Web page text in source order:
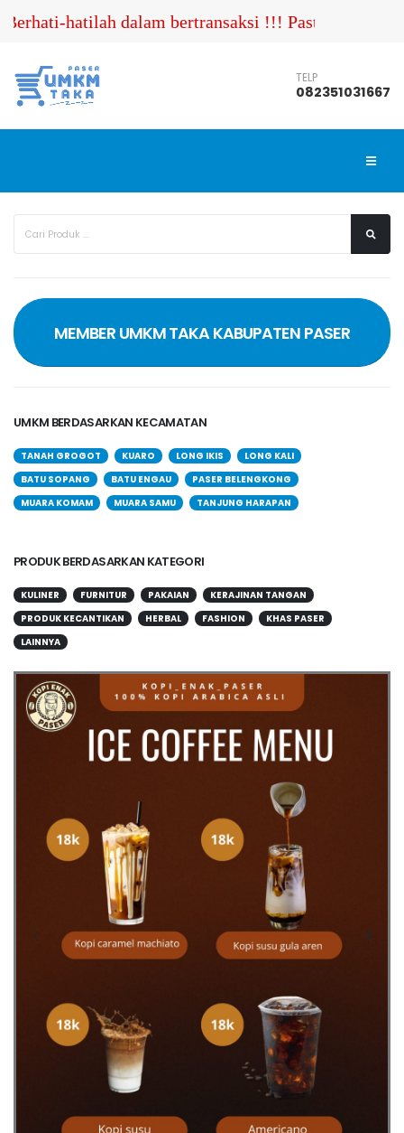
hatilah dalam bertransaksi !!! Pastikan Anda
TELP
082351031667
MEMBER UMKM TAKA KABUPATEN PASER
UMKM BERDASARKAN KECAMATAN
TANAH GROGOT KUARO LONG IKIS
LONG KALI
BATU SOPANG
BATU ENGAU
PASER BELENGKONG
MUARA KOMAM
MUARA SAMU TANJUNG HARAPAN
PRODUK BERDASARKAN KATEGORI
KULINER FURNITUR PAKAIAN
KERAJINAN TANGAN
PRODUK KECANTIKAN
HERBAL FASHION
KHAS PASER
LAINNYA